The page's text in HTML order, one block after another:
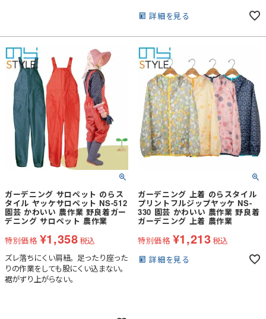
ション（通気口）つきでムレ対策もば
あり日差しも安心
詳細を見る
ガーデニング サロペット のらス
タイル ヤッケサロペット NS-512
園芸 かわいい 農作業 野良着ガー
デニング サロペット 農作業
特別価格 ¥1,358税込
ズレ落ちにくい肩紐。足ったり座った
りの作業をしても股にくい込まない。
裾がずり上がらない。
ガーデニング 上着 のらスタイル
プリントフルジップヤッケ NS-
330 園芸 かわいい 農作業 野良着
ガーデニング 上着 農作業
特別価格 ¥1,213税込
詳細を見る